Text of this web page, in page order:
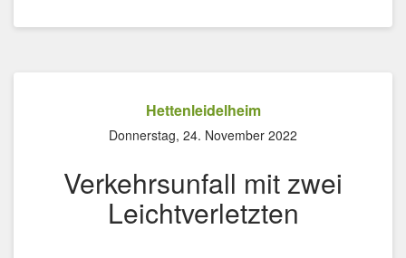
Hettenleidelheim
Donnerstag, 24. November 2022
Verkehrsunfall mit zwei
Leichtverletzten